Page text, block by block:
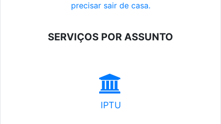
precisar sair de casa.
SERVIÇOS POR ASSUNTO
IPTU